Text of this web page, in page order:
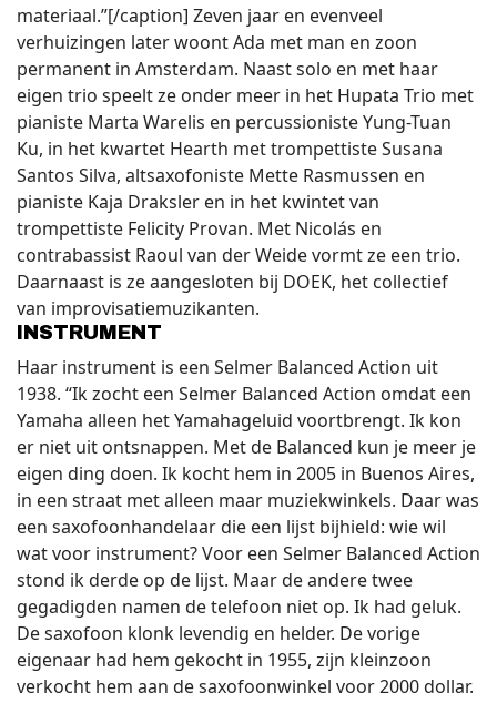
materiaal.”[/caption] Zeven jaar en evenveel
verhuizingen later woont Ada met man en zoon
permanent in Amsterdam. Naast solo en met haar
eigen trio speelt ze onder meer in het Hupata Trio met
pianiste Marta Warelis en percussioniste Yung-Tuan
Ku, in het kwartet Hearth met trompettiste Susana
Santos Silva, altsaxofoniste Mette Rasmussen en
pianiste Kaja Draksler en in het kwintet van
trompettiste Felicity Provan. Met Nicolás en
contrabassist Raoul van der Weide vormt ze een trio.
Daarnaast is ze aangesloten bij DOEK, het collectief
van improvisatiemuzikanten.
INSTRUMENT
Haar instrument is een Selmer Balanced Action uit
1938. “Ik zocht een Selmer Balanced Action omdat een
Yamaha alleen het Yamahageluid voortbrengt. Ik kon
er niet uit ontsnappen. Met de Balanced kun je meer je
eigen ding doen. Ik kocht hem in 2005 in Buenos Aires,
in een straat met alleen maar muziekwinkels. Daar was
een saxofoonhandelaar die een lijst bijhield: wie wil
wat voor instrument? Voor een Selmer Balanced Action
stond ik derde op de lijst. Maar de andere twee
gegadigden namen de telefoon niet op. Ik had geluk.
De saxofoon klonk levendig en helder. De vorige
eigenaar had hem gekocht in 1955, zijn kleinzoon
verkocht hem aan de saxofoonwinkel voor 2000 dollar.